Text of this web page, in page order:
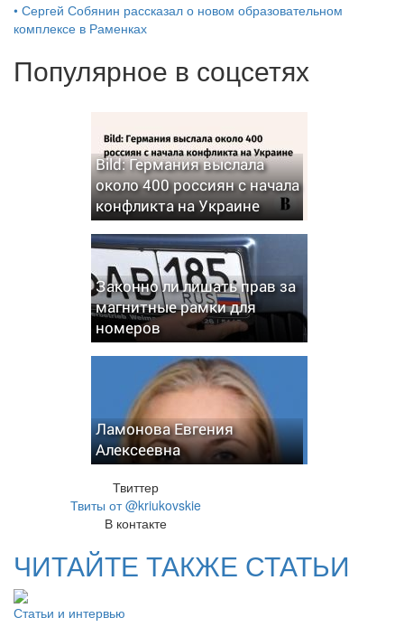
• Сергей Собянин рассказал о новом образовательном
комплексе в Раменках
Популярное в соцсетях
Bild: Германия выслала
около 400 россиян с начала
конфликта на Украине
Законно ли лишать прав за
магнитные рамки для
номеров
Ламонова Евгения
Алексеевна
Твиттер
Твиты от @kriukovskie
В контакте
ЧИТАЙТЕ ТАКЖЕ СТАТЬИ
Статьи и интервью